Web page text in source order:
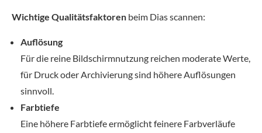
Wichtige Qualitätsfaktoren beim Dias scannen:
Auflösung
Für die reine Bildschirmnutzung reichen moderate Werte,
für Druck oder Archivierung sind höhere Auflösungen
sinnvoll.
Farbtiefe
Eine höhere Farbtiefe ermöglicht feinere Farbverläufe